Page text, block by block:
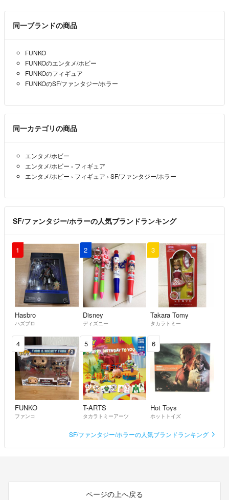
同一ブランドの商品
FUNKO
FUNKOのエンタメ/ホビー
FUNKOのフィギュア
FUNKOのSF/ファンタジー/ホラー
同一カテゴリの商品
エンタメ/ホビー
エンタメ/ホビー › フィギュア
エンタメ/ホビー › フィギュア › SF/ファンタジー/ホラー
SF/ファンタジー/ホラーの人気ブランドランキング
1
Hasbro
ハズブロ
2
Disney
ディズニー
3
Takara Tomy
タカラトミー
4
FUNKO
ファンコ
5
T-ARTS
タカラトミーアーツ
6
Hot Toys
ホットトイズ
SF/ファンタジー/ホラーの人気ブランドランキング
ページの上へ戻る